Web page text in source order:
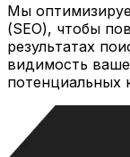
Мы
(SEO), чтобы
результатах
видимость
потенциальных